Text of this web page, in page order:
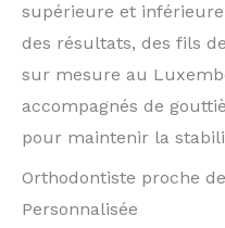
supérieure et
des résultats, des fils
sur mesure au
accompagnés de
pour maintenir la
Orthodontiste proche
Personnalisée